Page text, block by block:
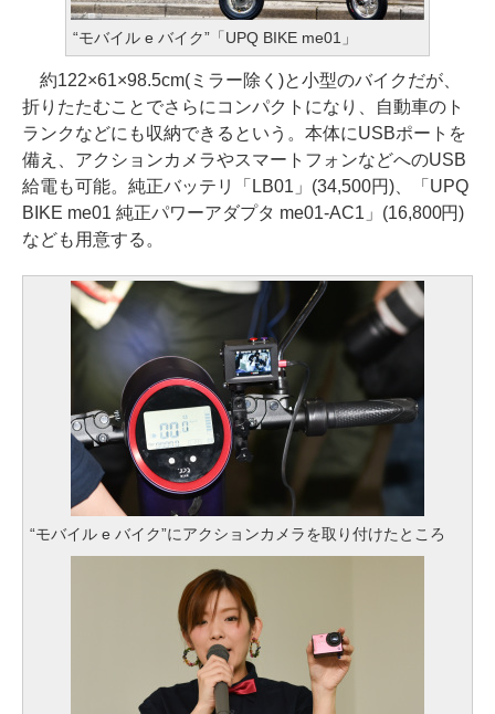
“モバイル e バイク”「UPQ BIKE me01」
約122×61×98.5cm(ミラー除く)と小型のバイクだが、
折りたたむことでさらにコンパクトになり、自動車のト
ランクなどにも収納できるという。本体にUSBポートを
備え、アクションカメラやスマートフォンなどへのUSB
給電も可能。純正バッテリ「LB01」(34,500円)、「UPQ
BIKE me01 純正パワーアダプタ me01-AC1」(16,800円)
なども用意する。
“モバイル e バイク”にアクションカメラを取り付けたところ